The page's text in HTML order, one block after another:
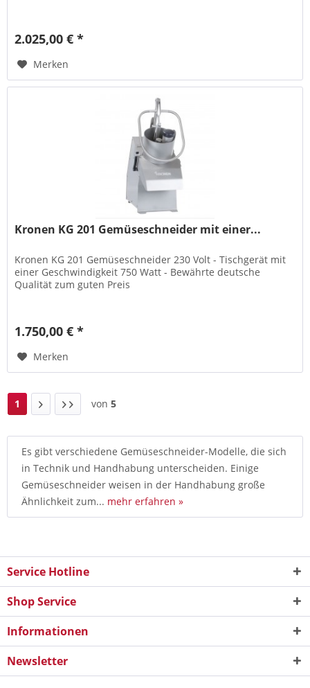
2.025,00 € *
Merken
Kronen KG 201 Gemüseschneider mit einer...
Kronen KG 201 Gemüseschneider 230 Volt - Tischgerät mit
einer Geschwindigkeit 750 Watt - Bewährte deutsche
Qualität zum guten Preis
1.750,00 € *
Merken
1 von 5
Es gibt verschiedene Gemüseschneider-Modelle, die sich
in Technik und Handhabung unterscheiden. Einige
Gemüseschneider weisen in der Handhabung große
Ähnlichkeit zum... mehr erfahren »
Service Hotline
Shop Service
Informationen
Newsletter